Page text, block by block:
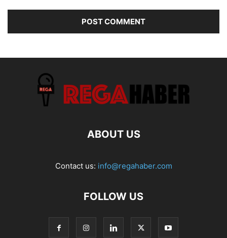
ABOUT US
Contact us: info@regahaber.com
FOLLOW US